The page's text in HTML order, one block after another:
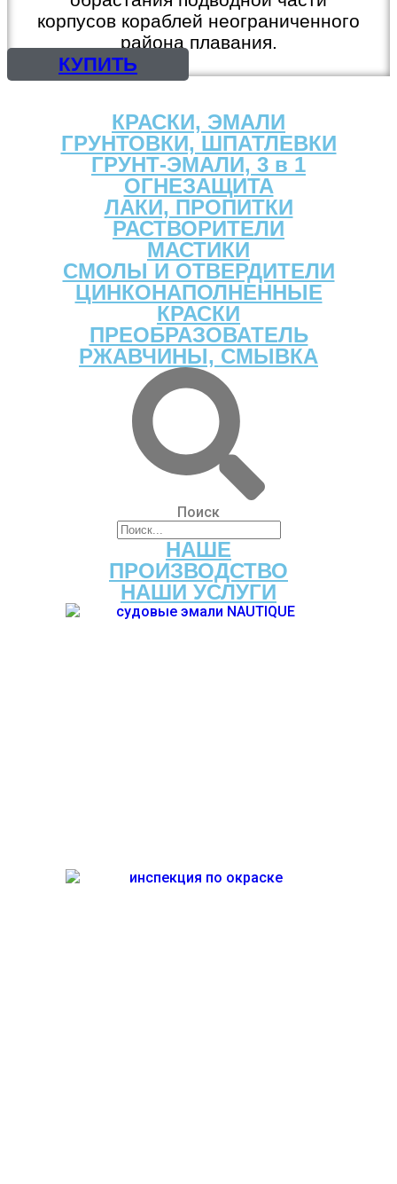
корпусов кораблей неограниченного
района плавания.
КУПИТЬ
КРАСКИ, ЭМАЛИ
ГРУНТОВКИ, ШПАТЛЕВКИ
ГРУНТ-ЭМАЛИ, 3 в 1
ОГНЕЗАЩИТА
ЛАКИ, ПРОПИТКИ
РАСТВОРИТЕЛИ
МАСТИКИ
СМОЛЫ И ОТВЕРДИТЕЛИ
ЦИНКОНАПОЛНЕННЫЕ
КРАСКИ
ПРЕОБРАЗОВАТЕЛЬ
РЖАВЧИНЫ, СМЫВКА
Поиск
НАШЕ
ПРОИЗВОДСТВО
НАШИ УСЛУГИ